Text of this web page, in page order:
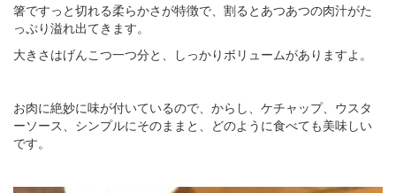
箸ですっと切れる柔らかさが特徴で、割るとあつあつの肉汁がた
っぷり溢れ出てきます。
大きさはげんこつ一つ分と、しっかりボリュームがありますよ。
お肉に絶妙に味が付いているので、からし、ケチャップ、ウスタ
ーソース、シンプルにそのままと、どのように食べても美味しい
です。